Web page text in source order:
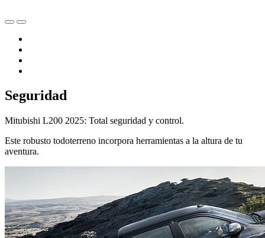
Seguridad
Mitubishi L200 2025: Total seguridad y control.
Este robusto todoterreno incorpora herramientas a la altura de tu
aventura.